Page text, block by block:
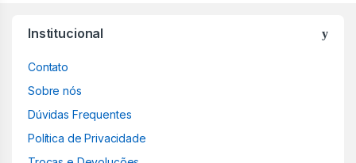
Institucional
Contato
Sobre nós
Dúvidas Frequentes
Política de Privacidade